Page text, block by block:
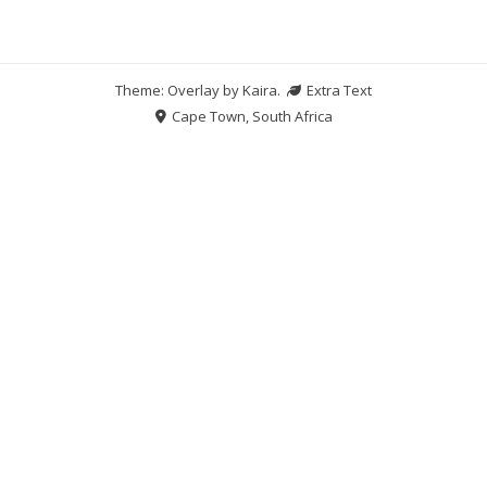
Theme: Overlay byKaira.
Extra Text
Cape Town, South Africa